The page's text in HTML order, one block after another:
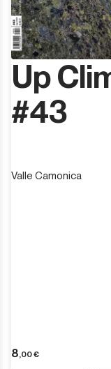
Up
#43
Valle Camonica
8,00€